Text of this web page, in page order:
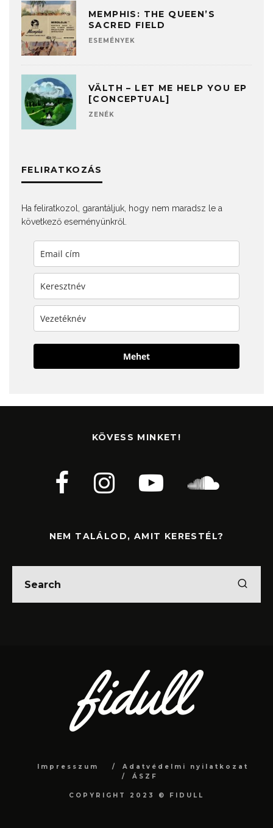
MEMPHIS: THE QUEEN’S
SACRED FIELD
ESEMÉNYEK
VÄLTH – LET ME HELP YOU EP
[CONCEPTUAL]
ZENÉK
FELIRATKOZÁS
Ha feliratkozol, garantáljuk, hogy nem maradsz le a
következő eseményünkről.
Mehet
KÖVESS MINKET!
NEM TALÁLOD, AMIT KERESTÉL?
Impresszum
Adatvédelmi nyilatkozat
ÁSZF
COPYRIGHT 2023 © FIDULL